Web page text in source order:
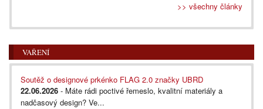
>> všechny články
VAŘENÍ
Soutěž o designové prkénko FLAG 2.0 značky UBRD
22.06.2026 - Máte rádi poctivé řemeslo, kvalitní materiály a
nadčasový design? Ve...